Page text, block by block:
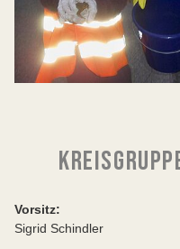
Vorsitz:
Sigrid Schindler